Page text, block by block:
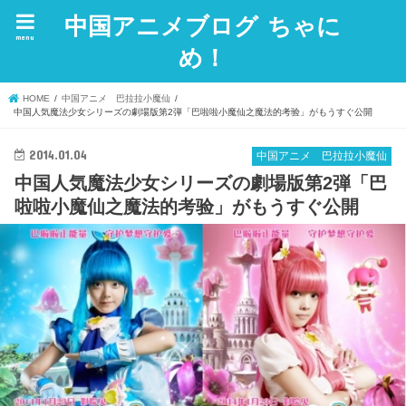
中国アニメブログ ちゃに
め！
menu
HOME
中国アニメ 巴拉拉小魔仙
中国人気魔法少女シリーズの劇場版第2弾「巴啦啦小魔仙之魔法的考验」がもうすぐ公開
中国アニメ 巴拉拉小魔仙
2014.01.04
中国人気魔法少女シリーズの劇場版第2弾「巴
啦啦小魔仙之魔法的考验」がもうすぐ公開